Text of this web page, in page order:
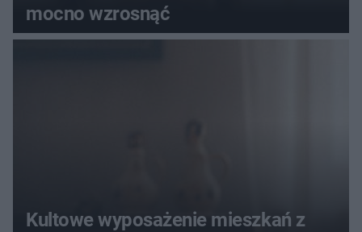
mocno wzrosnąć
Kultowe wyposażenie mieszkań z